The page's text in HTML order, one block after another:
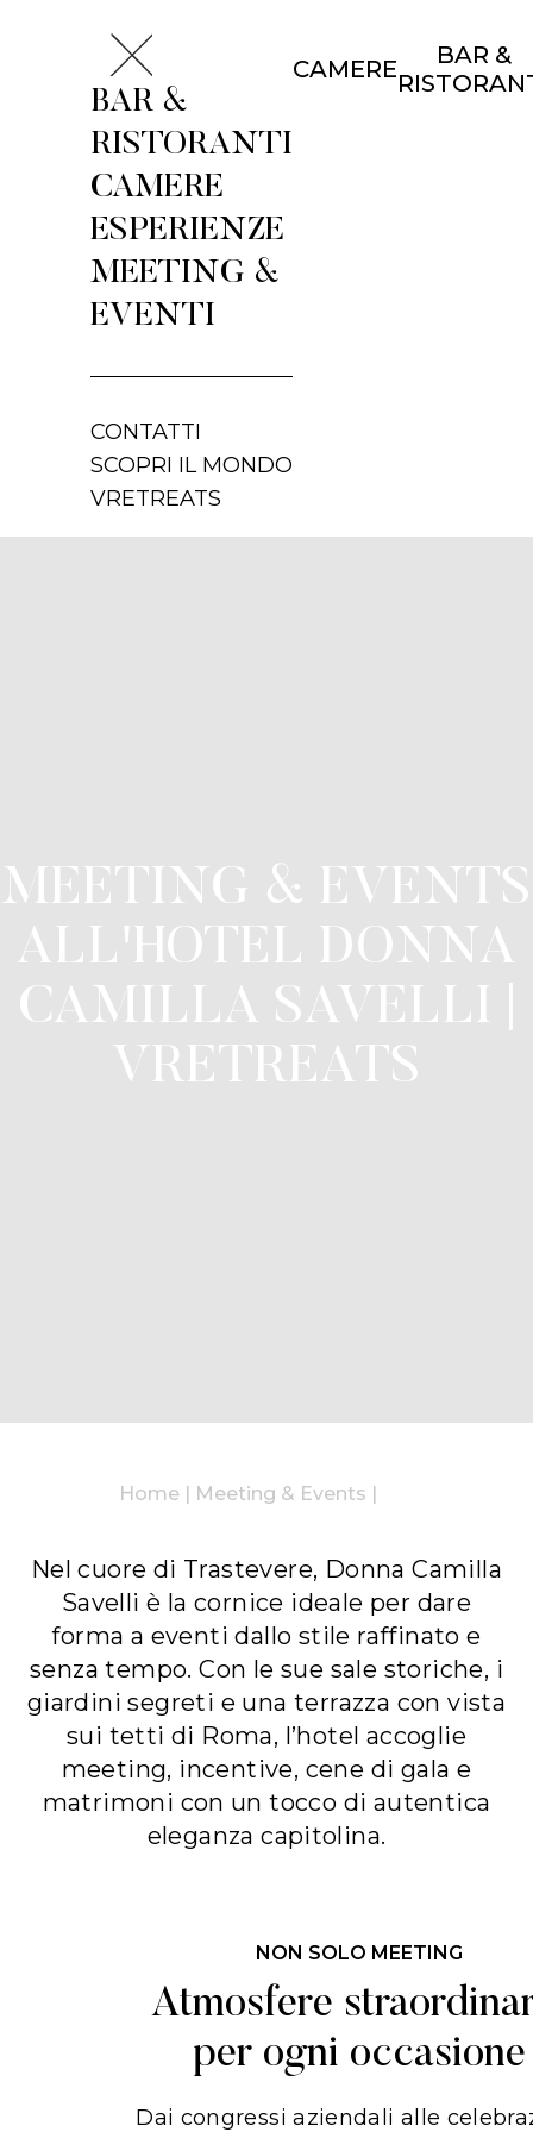
BAR &
RISTORANTI
CAMERE
ESPERIENZE
MEETING &
EVENTI
CONTATTI
SCOPRI IL MONDO
VRETREATS
CAMERE
BAR &
MEETING & EVENTS
ALL'HOTEL DONNA
CAMILLA SAVELLI |
VRETREATS
Home | Meeting & Events |
Nel cuore di Trastevere, Donna Camilla
Savelli è la cornice ideale per dare
forma a eventi dallo stile raffinato e
senza tempo. Con le sue sale storiche, i
giardini segreti e una terrazza con vista
sui tetti di Roma, l’hotel accoglie
meeting, incentive, cene di gala e
matrimoni con un tocco di autentica
eleganza capitolina.
NON SOLO MEETING
Atmosfere
per ogni occasione
Dai congressi aziendali alle